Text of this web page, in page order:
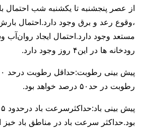
از عصر پنجشنبه تا یکشنبه شب احتمال
،وقوع رعد و برق وجود دارد.احتمال
مستعد وجود دارد.احتمال ایجاد روان‌آب
رودخانه ها در این۴ روز وجود دارد.
رطوبت در حد۵۰ درصد خواهد بود.
بود.حداکثر سرعت باد در مناطق باد